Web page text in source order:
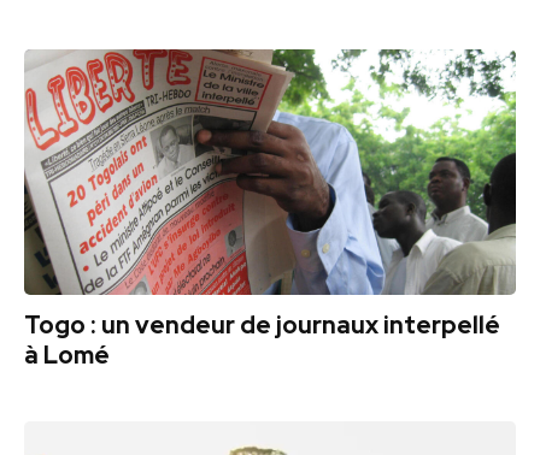
Togo : un vendeur de journaux interpellé
à Lomé